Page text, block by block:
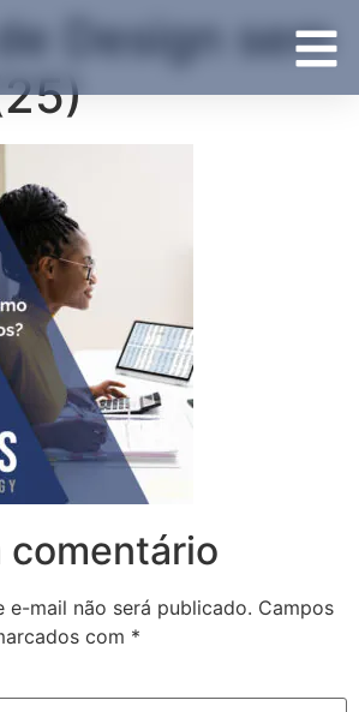
Design sem
comentário
e-mail não será publicado. Campos
com *